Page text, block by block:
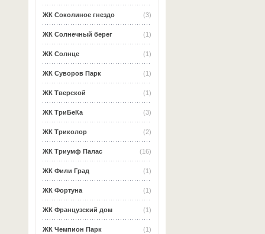
(3)
ЖК Соколиное гнездо
(1)
ЖК Солнечный берег
(1)
ЖК Солнце
(1)
ЖК Суворов Парк
(1)
ЖК Тверской
(3)
ЖК ТриБеКа
(2)
ЖК Триколор
(16)
ЖК Триумф Палас
(1)
ЖК Фили Град
(1)
ЖК Фортуна
(1)
ЖК Французский дом
(1)
ЖК Чемпион Парк